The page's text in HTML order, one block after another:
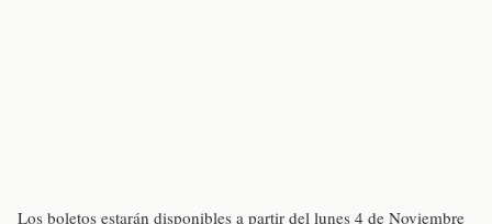
Los boletos estarán disponibles a partir del lunes 4 de Noviembre